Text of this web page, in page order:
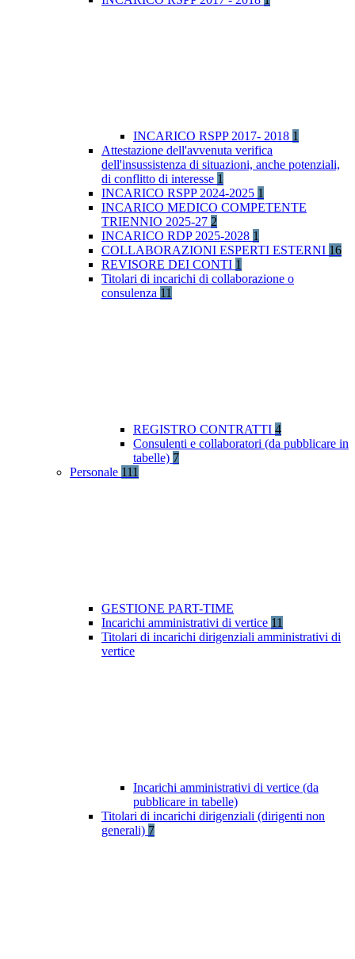
INCARICO RSPP 2017- 2018 1
Attestazione dell'avvenuta verifica
dell'insussistenza di situazioni, anche potenziali,
di conflitto di interesse 1
INCARICO RSPP 2024-2025 1
INCARICO MEDICO COMPETENTE
TRIENNIO 2025-27 2
INCARICO RDP 2025-2028 1
COLLABORAZIONI ESPERTI ESTERNI 16
REVISORE DEI CONTI 1
Titolari di incarichi di collaborazione o
consulenza 11
REGISTRO CONTRATTI 4
Consulenti e collaboratori (da pubblicare in
tabelle) 7
Personale 111
GESTIONE PART-TIME
Incarichi amministrativi di vertice 11
Titolari di incarichi dirigenziali amministrativi di
vertice
Incarichi amministrativi di vertice (da
pubblicare in tabelle)
Titolari di incarichi dirigenziali (dirigenti non
generali) 7